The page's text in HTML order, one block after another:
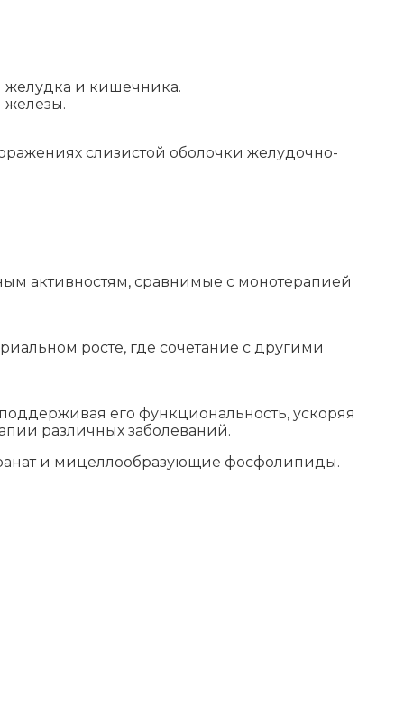
желудка и кишечника.
железы.
слизистой оболочки желудочно-
активностям, сравнимые с монотерапией
росте, где сочетание с другими
его функциональность, ускоряя
различных заболеваний.
и мицеллообразующие фосфолипиды.